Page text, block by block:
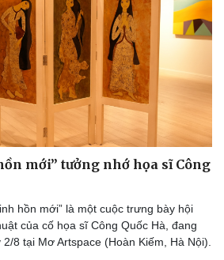
mới” tưởng nhớ họa sĩ Công
hồn mới” là một cuộc trưng bày hội
của cố họa sĩ Công Quốc Hà, đang
8 tại Mơ Artspace (Hoàn Kiếm, Hà Nội).